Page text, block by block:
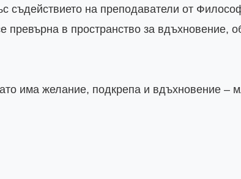
съдействието на преподаватели от
превърна в пространство за вдъхновение,
има желание, подкрепа и вдъхновение –